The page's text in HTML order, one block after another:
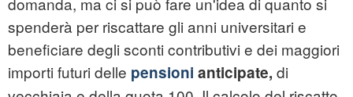
spenderà per riscattare gli anni universitari e
beneficiare degli sconti contributivi e dei maggiori
importi futuri delle pensioni anticipate, di